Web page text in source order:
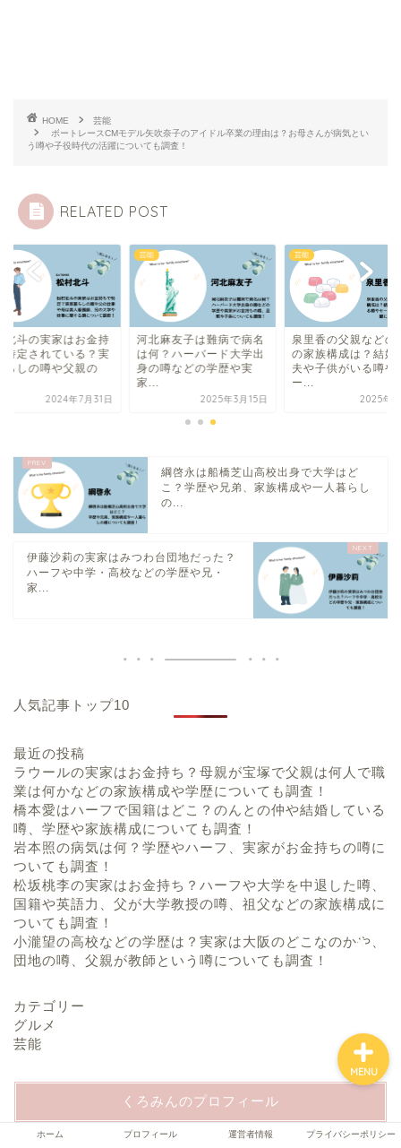
HOME
芸能
ボートレースCMモデル矢吹奈子のアイドル卒業の理由は？お母さんが病気とい
う噂や子役時代の活躍についても調査！
RELATED POST
北斗の実家はお金持
特定されている？実
らしの噂や父親の
2024年7月31日
芸能
河北麻友子は難病で病名
は何？ハーバード大学出
身の噂などの学歴や実
家...
2025年3月15日
芸能
泉里香の父親などの
の家族構成は？結婚
夫や子供がいる噂や
ー...
2025年8
綱啓永は船橋芝山高校出身で大学はど
こ？学歴や兄弟、家族構成や一人暮らし
の...
伊藤沙莉の実家はみつわ台団地だった？
ハーフや中学・高校などの学歴や兄・
家...
人気記事トップ10
最近の投稿
ラウールの実家はお金持ち？母親が宝塚で父親は何人で職
業は何かなどの家族構成や学歴についても調査！
橋本愛はハーフで国籍はどこ？のんとの仲や結婚している
噂、学歴や家族構成についても調査！
岩本照の病気は何？学歴やハーフ、実家がお金持ちの噂に
ついても調査！
松坂桃李の実家はお金持ち？ハーフや大学を中退した噂、
国籍や英語力、父が大学教授の噂、祖父などの家族構成に
ついても調査！
小瀧望の高校などの学歴は？実家は大阪のどこなのかや、
団地の噂、父親が教師という噂についても調査！
カテゴリー
グルメ
芸能
くろみんのプロフィール
ホーム プロフィール 運営者情報 プライバシーポリシー
MENU
ホーム
プライバシーポリシー